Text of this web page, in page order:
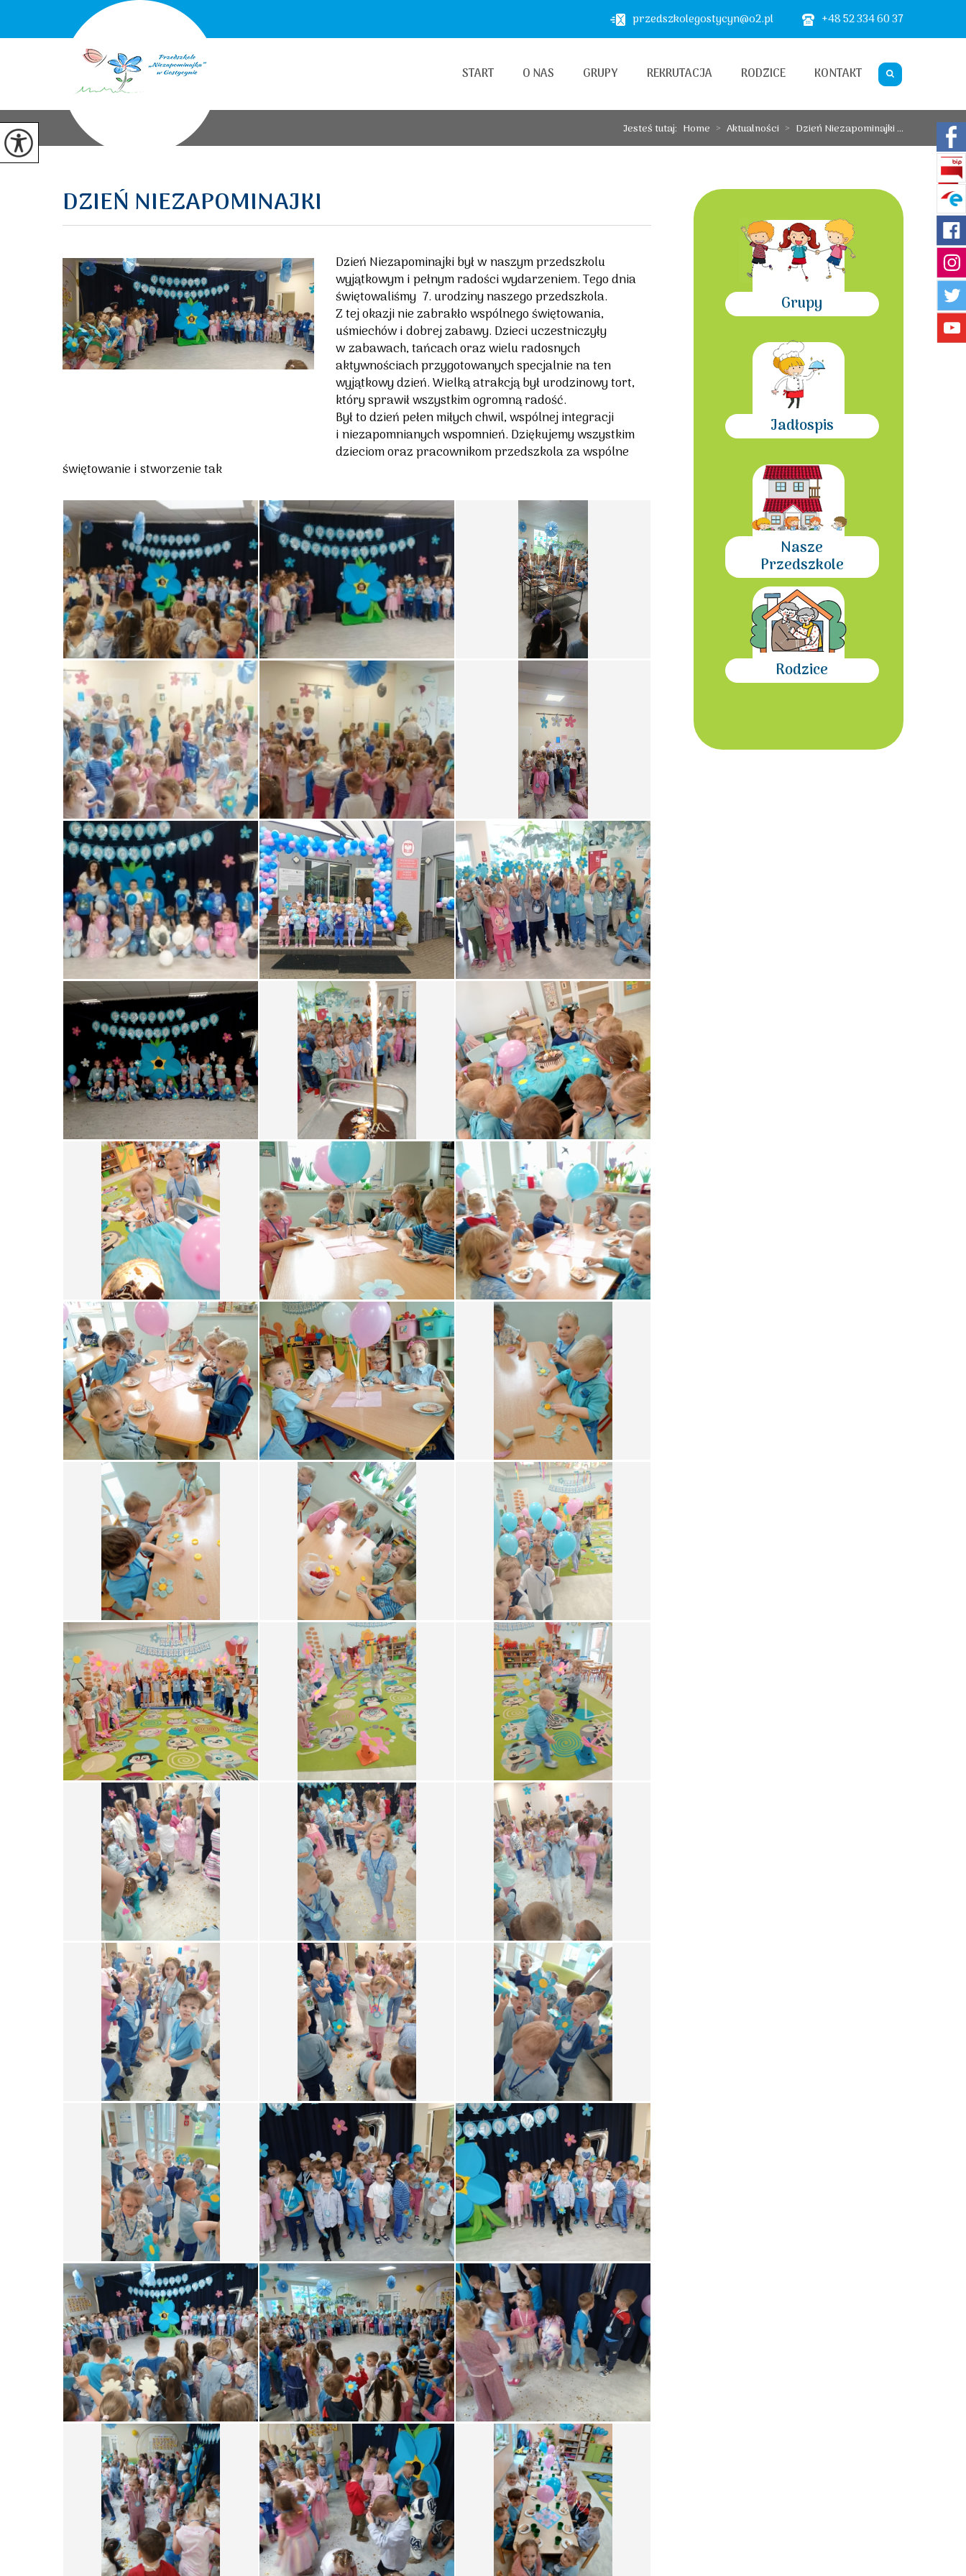
przedszkolegostycyn@o2.pl +48 52 334 60 37
START O NAS GRUPY REKRUTACJA RODZICE KONTAKT
Jesteś tutaj: Home > Aktualności > Dzień Niezapominajki ...
DZIEŃ NIEZAPOMINAJKI
Dzień Niezapominajki był w naszym przedszkolu
wyjątkowym i pełnym radości wydarzeniem. Tego dnia
świętowaliśmy 7. urodziny naszego przedszkola.
Z tej okazji nie zabrakło wspólnego świętowania,
uśmiechów i dobrej zabawy. Dzieci uczestniczyły
w zabawach, tańcach oraz wielu radosnych
aktywnościach przygotowanych specjalnie na ten
wyjątkowy dzień. Wielką atrakcją był urodzinowy tort,
który sprawił wszystkim ogromną radość.
Był to dzień pełen miłych chwil, wspólnej integracji
i niezapomnianych wspomnień. Dziękujemy wszystkim
dzieciom oraz pracownikom przedszkola za wspólne
świętowanie i stworzenie tak
Grupy
Jadłospis
Nasze
Przedszkole
Rodzice